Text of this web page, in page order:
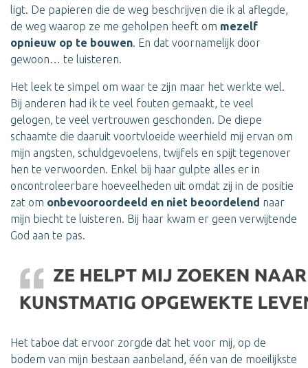
ligt. De papieren die de weg beschrijven die ik al aflegde,
de weg waarop ze me geholpen heeft om mezelf
opnieuw op te bouwen. En dat voornamelijk door
gewoon… te luisteren.
Het leek te simpel om waar te zijn maar het werkte wel.
Bij anderen had ik te veel fouten gemaakt, te veel
gelogen, te veel vertrouwen geschonden. De diepe
schaamte die daaruit voortvloeide weerhield mij ervan om
mijn angsten, schuldgevoelens, twijfels en spijt tegenover
hen te verwoorden. Enkel bij haar gulpte alles er in
oncontroleerbare hoeveelheden uit omdat zij in de positie
zat om onbevooroordeeld en niet beoordelend naar
mijn biecht te luisteren. Bij haar kwam er geen verwijtende
God aan te pas.
Het taboe dat ervoor zorgde dat het voor mij, op de
bodem van mijn bestaan aanbeland, één van de moeilijkste